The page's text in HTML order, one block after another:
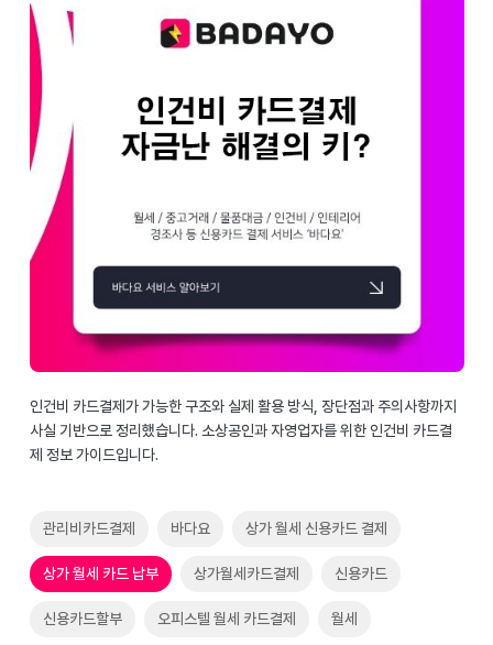
인건비 카드결제가 가능한 구조와 실제 활용 방식, 장단점과 주의사항까지
사실 기반으로 정리했습니다. 소상공인과 자영업자를 위한 인건비 카드결
제 정보 가이드입니다.
관리비카드결제 바다요 상가 월세 신용카드 결제
상가 월세 카드 납부 상가월세카드결제 신용카드
신용카드할부 오피스텔 월세 카드결제 월세